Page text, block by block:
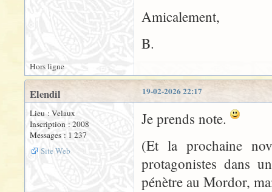
Amicalement,
B.
Hors ligne
19-02-2026 22:17
Elendil
Lieu : Velaux
Inscription : 2008
Messages : 1 237
Site Web
Je prends note.
(Et la prochaine
protagonistes dans
pénètre au Mordor,